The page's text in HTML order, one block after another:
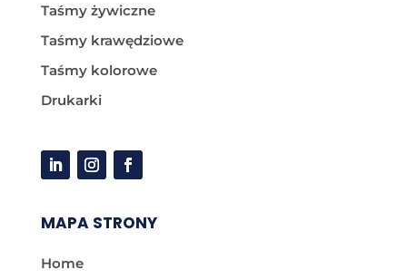
Taśmy żywiczne
Taśmy krawędziowe
Taśmy kolorowe
Drukarki
MAPA STRONY
Home